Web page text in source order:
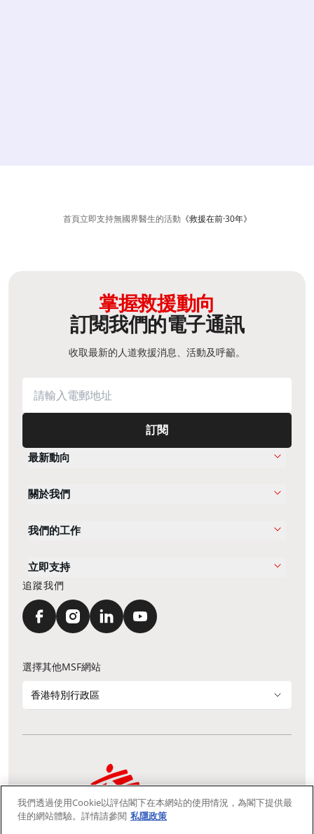
首頁立即支持無國界醫生的活動​《救援在前·30年》
掌握救援動向
訂閱我們的電子通訊
收取最新的人道救援消息、活動及呼籲。
訂閱
最新動向
關於我們
我們的工作
立即支持
追蹤我們
選擇其他MSF網站
香港特別行政區
通訊資料更新 鳴謝 私隱聲明
我們採用安全通訊端層 (Secure Socket Layer, SSL) 協定，有助保障敏感
我們透過使用Cookie以評估閣下在本網站的使用情況，為閣下提供最
佳的網站體驗。詳情請參閱 私隱政策